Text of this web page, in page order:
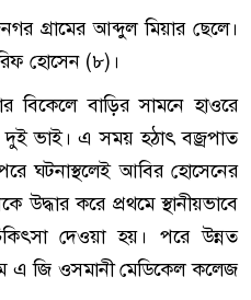
গ্রামের আব্দুল মিয়ার ছেলে।
হোসেন (৮)।
বিকেলে বাড়ির সামনে হাওরে
দুই ভাই। এ সময় হঠাৎ বজ্রপাত
ঘটনাস্থলেই আবির হোসেনের
করে প্রথমে স্থানীয়ভাবে
দেওয়া হয়। পরে উন্নত
এ জি ওসমানী মেডিকেল কলেজ